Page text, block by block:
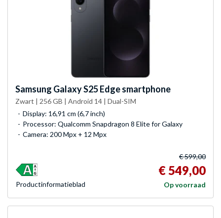
Samsung Galaxy S25 Edge smartphone
Zwart | 256 GB | Android 14 | Dual-SIM
Display: 16,91 cm (6,7 inch)
Processor: Qualcomm Snapdragon 8 Elite for Galaxy
Camera: 200 Mpx + 12 Mpx
€ 599,00
€ 549,00
Op voorraad
Product­informatieblad